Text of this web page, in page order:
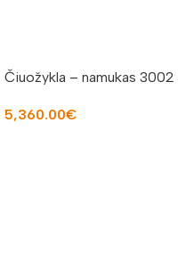
Čiuožykla – namukas 3002
5,360.00€